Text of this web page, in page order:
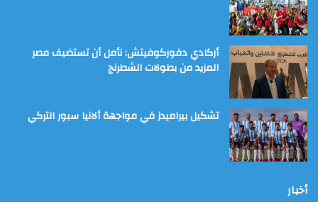
أركادي دفوركوفيتش: نأمل أن تستضيف مصر
المزيد من بطولات الشطرنج
تشكيل بيراميدز في مواجهة ألانيا سبور التركي
أخبار